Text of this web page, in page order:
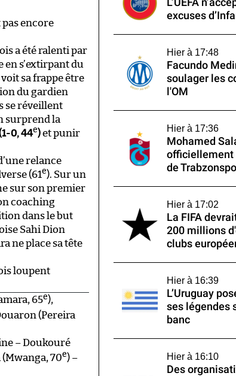
pas encore
a été ralenti par
en s’extirpant du
sa frappe être
du gardien
se réveillent
surprend la
0, 44e)et punir
relance
(61e). Sur un
sur son premier
coaching
dans le but
Sahi Dion
ne place sa tête
loupent
65e),
(Pereira
– Doukouré
(Mwanga, 70e) –
L’UEFA
excuses
Hier à 17:48
Facundo
soulager les
l'OM
Hier à 17:36
Mohamed
officiellement
de
Hier à 17:02
La FIFA
200 millions
clubs
Hier à 16:39
L’Uruguay
ses légendes
banc
Hier à 16:10
Des